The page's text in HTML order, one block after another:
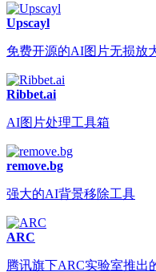
Upscayl
免费开源的AI图片无损放
Ribbet.ai
AI图片处理工具箱
remove.bg
强大的AI背景移除工具
ARC
腾讯旗下ARC实验室推出